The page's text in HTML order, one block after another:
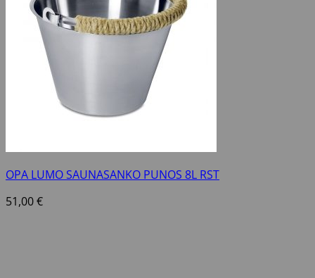
OPA LUMO SAUNASANKO PUNOS 8L RST
51,00€